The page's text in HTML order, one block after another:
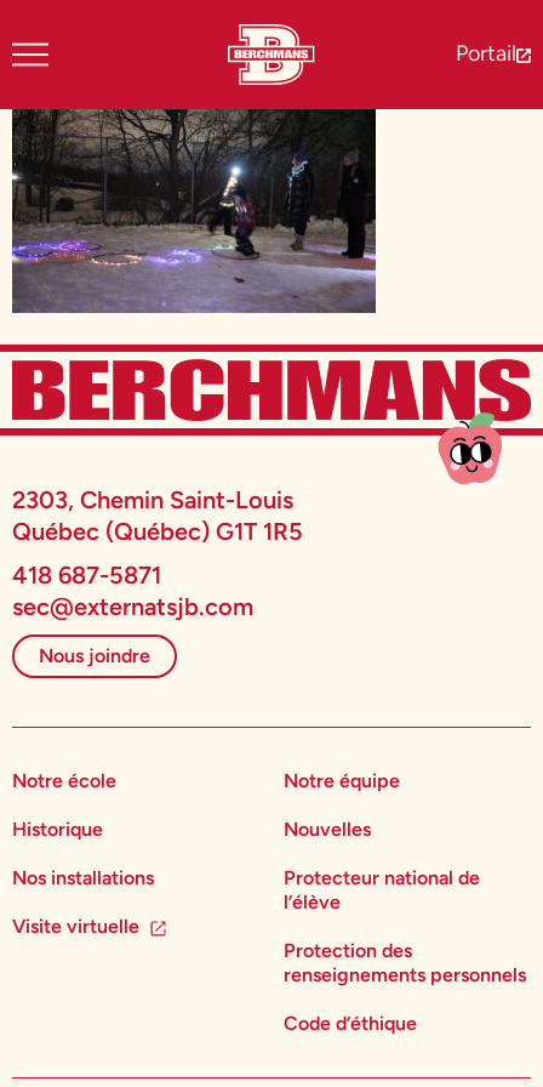
Portail
2303, Chemin Saint-Louis
Québec (Québec) G1T 1R5
418 687-5871
sec@externatsjb.com
Nous joindre
Notre école
Historique
Nos installations
Visite virtuelle
Notre équipe
Nouvelles
Protecteur national de
l’élève
Protection des
renseignements personnels
Code d’éthique